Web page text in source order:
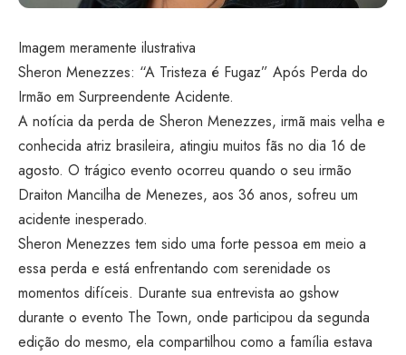
Imagem meramente ilustrativa
Sheron Menezzes: “A Tristeza é Fugaz” Após Perda do
Irmão em Surpreendente Acidente.
A notícia da perda de Sheron Menezzes, irmã mais velha e
conhecida atriz brasileira, atingiu muitos fãs no dia 16 de
agosto. O trágico evento ocorreu quando o seu irmão
Draiton Mancilha de Menezes, aos 36 anos, sofreu um
acidente inesperado.
Sheron Menezzes tem sido uma forte pessoa em meio a
essa perda e está enfrentando com serenidade os
momentos difíceis. Durante sua entrevista ao gshow
durante o evento The Town, onde participou da segunda
edição do mesmo, ela compartilhou como a família estava